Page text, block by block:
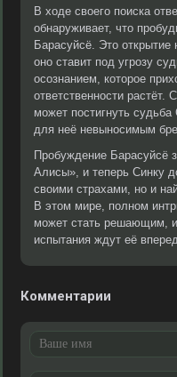
В ходе своего поиска
обнаруживает, что
Барасуйсё. Это открытие
оно ставит под угрозу
осознанием, которое
ответственности растёт.
может постигнуть судьба
для неё невыносимым
Пробуждение Барасуйсё
Алисы», и теперь Синку
своими страхами, но и
В этом мире, полном
может стать решающим,
испытания ждут её
Комментарии